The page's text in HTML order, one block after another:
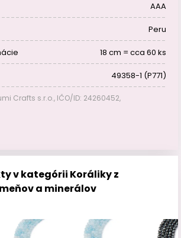
AAA
Peru
18 cm = cca 60 ks
49358-1 (P771)
Crafts s.r.o., IČO/ID: 24260452,
v kategórii Koráliky z
a minerálov